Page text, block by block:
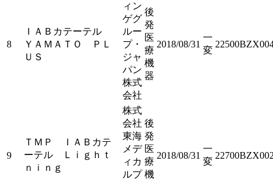
8
ＩＡＢカテーテル
ＹＡＭＡＴＯ ＰＬ
ＵＳ
ィン
ゲグ
ルー
プ・
ジャ
パン
株式
会社
後
発
医
療
機
器
2018/08/31
一
変
9
ＴＭＰ ＩＡＢカテ
ーテル Ｌｉｇｈｔ
ｎｉｎｇ
株式
会社
東海
メデ
ィカ
ルプ
後
発
医
療
機
2018/08/31
一
変